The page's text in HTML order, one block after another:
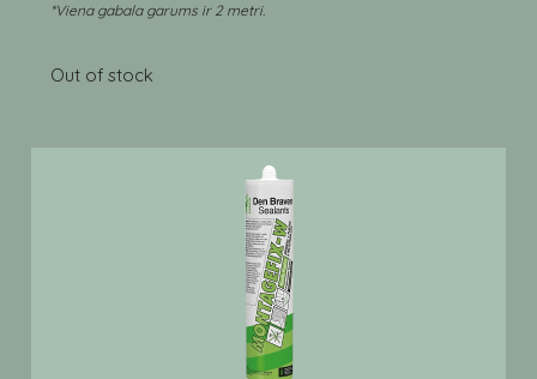
*Viena gabala garums ir 2 metri.
Out of stock